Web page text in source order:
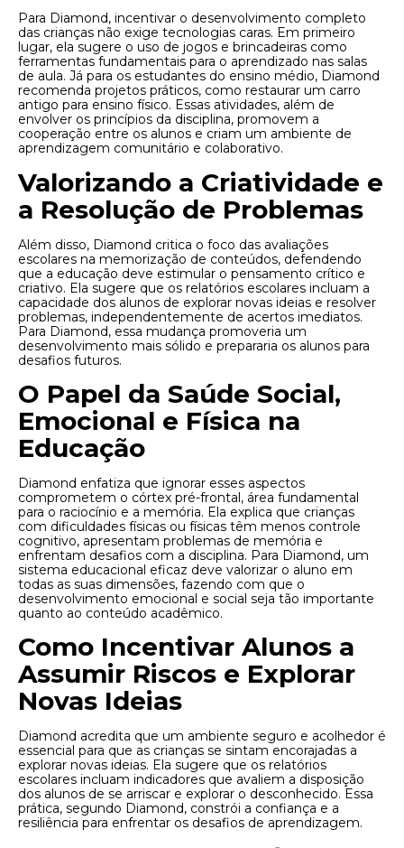
Para Diamond, incentivar o desenvolvimento completo
das crianças não exige tecnologias caras. Em primeiro
lugar, ela sugere o uso de jogos e brincadeiras como
ferramentas fundamentais para o aprendizado nas salas
de aula. Já para os estudantes do ensino médio, Diamond
recomenda projetos práticos, como restaurar um carro
antigo para ensino físico. Essas atividades, além de
envolver os princípios da disciplina, promovem a
cooperação entre os alunos e criam um ambiente de
aprendizagem comunitário e colaborativo.
Valorizando a Criatividade e
a Resolução de Problemas
Além disso, Diamond critica o foco das avaliações
escolares na memorização de conteúdos, defendendo
que a educação deve estimular o pensamento crítico e
criativo. Ela sugere que os relatórios escolares incluam a
capacidade dos alunos de explorar novas ideias e resolver
problemas, independentemente de acertos imediatos.
Para Diamond, essa mudança promoveria um
desenvolvimento mais sólido e prepararia os alunos para
desafios futuros.
O Papel da Saúde Social,
Emocional e Física na
Educação
Diamond enfatiza que ignorar esses aspectos
comprometem o córtex pré-frontal, área fundamental
para o raciocínio e a memória. Ela explica que crianças
com dificuldades físicas ou físicas têm menos controle
cognitivo, apresentam problemas de memória e
enfrentam desafios com a disciplina. Para Diamond, um
sistema educacional eficaz deve valorizar o aluno em
todas as suas dimensões, fazendo com que o
desenvolvimento emocional e social seja tão importante
quanto ao conteúdo acadêmico.
Como Incentivar Alunos a
Assumir Riscos e Explorar
Novas Ideias
Diamond acredita que um ambiente seguro e acolhedor é
essencial para que as crianças se sintam encorajadas a
explorar novas ideias. Ela sugere que os relatórios
escolares incluam indicadores que avaliem a disposição
dos alunos de se arriscar e explorar o desconhecido. Essa
prática, segundo Diamond, constrói a confiança e a
resiliência para enfrentar os desafios de aprendizagem.